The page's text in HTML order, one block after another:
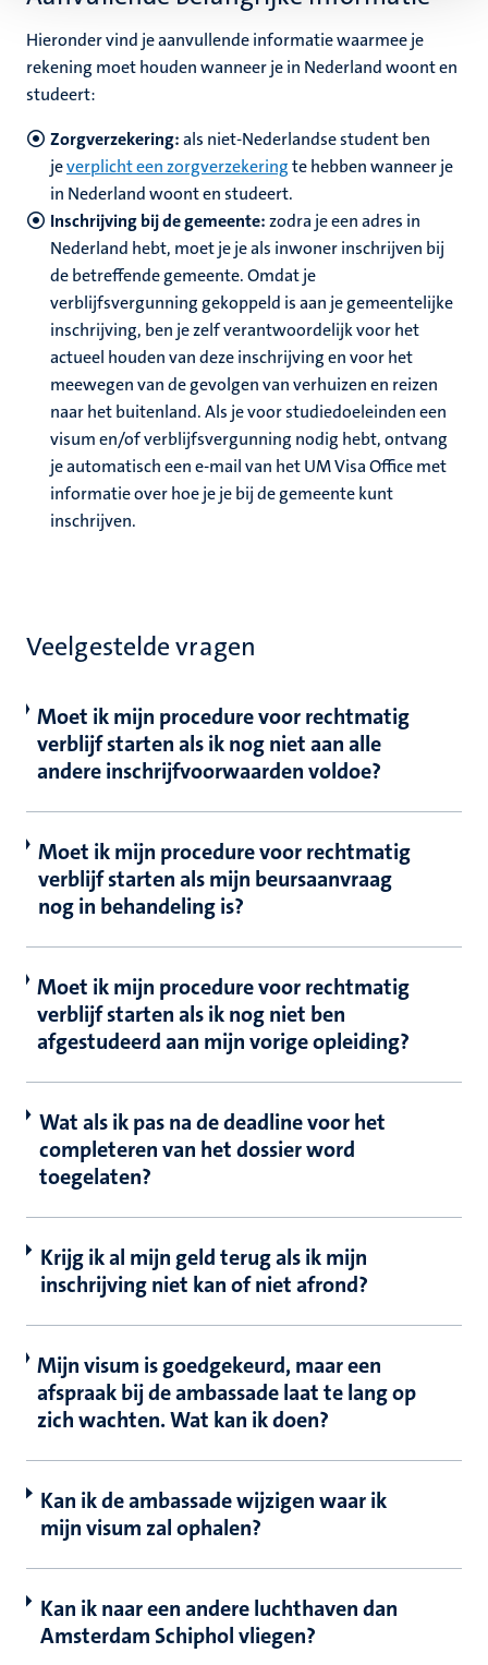
Hieronder vind je aanvullende informatie waarmee je
rekening moet houden wanneer je in Nederland woont en
studeert:
Zorgverzekering:als niet-Nederlandse student ben
jeverplicht een zorgverzekeringte hebben wanneer je
in Nederland woont en studeert.
Inschrijving bij de gemeente:zodra je een adres in
Nederland hebt, moet je je als inwoner inschrijven bij
de betreffende gemeente. Omdat je
verblijfsvergunning gekoppeld is aan je gemeentelijke
inschrijving, ben je zelf verantwoordelijk voor het
actueel houden van deze inschrijving en voor het
meewegen van de gevolgen van verhuizen en reizen
naar het buitenland. Als je voor studiedoeleinden een
visum en/of verblijfsvergunning nodig hebt, ontvang
je automatisch een e-mail van het UM Visa Office met
informatie over hoe je je bij de gemeente kunt
inschrijven.
Veelgestelde vragen
Moet ik mijn procedure voor rechtmatig
verblijf starten als ik nog niet aan alle
andere inschrijfvoorwaarden voldoe?
Moet ik mijn procedure voor rechtmatig
verblijf starten als mijn beursaanvraag
nog in behandeling is?
Moet ik mijn procedure voor rechtmatig
verblijf starten als ik nog niet ben
afgestudeerd aan mijn vorige opleiding?
Wat als ik pas na de deadline voor het
completeren van het dossier word
toegelaten?
Krijg ik al mijn geld terug als ik mijn
inschrijving niet kan of niet afrond?
Mijn visum is goedgekeurd, maar een
afspraak bij de ambassade laat te lang op
zich wachten. Wat kan ik doen?
Kan ik de ambassade wijzigen waar ik
mijn visum zal ophalen?
Kan ik naar een andere luchthaven dan
Amsterdam Schiphol vliegen?